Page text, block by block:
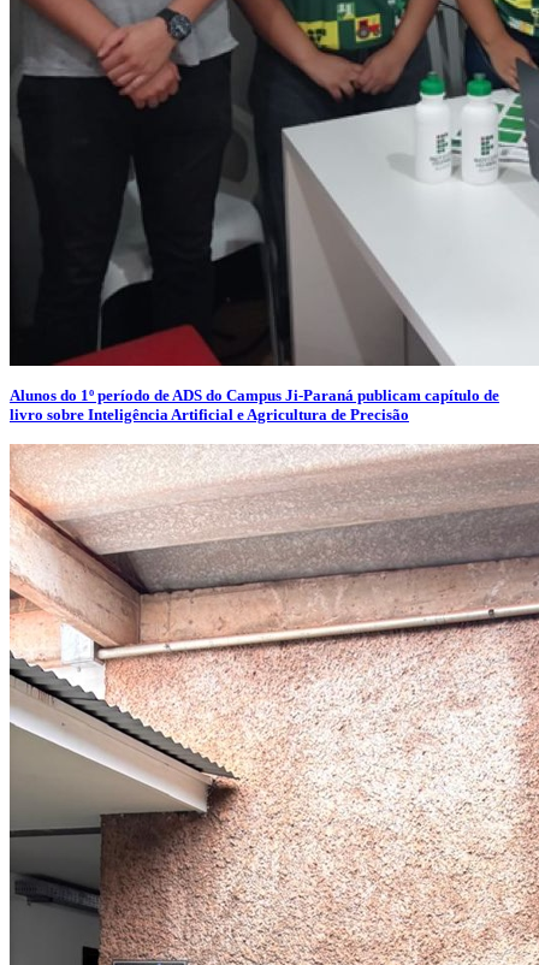
Alunos do 1º período de ADS do Campus Ji-Paraná publicam capítulo de
livro sobre Inteligência Artificial e Agricultura de Precisão